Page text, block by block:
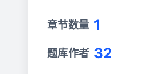
章节数量 1
题库作者 32